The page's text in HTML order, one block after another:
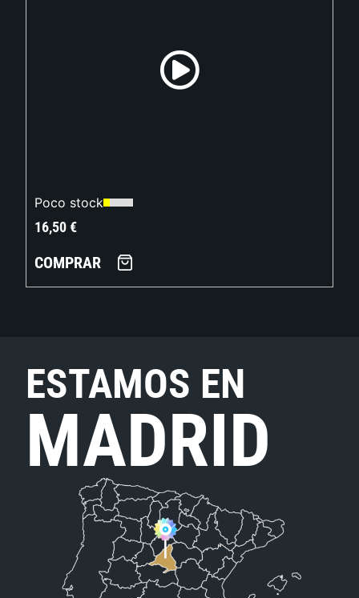
Poco stock
16,50€
COMPRAR
ESTAMOS EN
MADRID